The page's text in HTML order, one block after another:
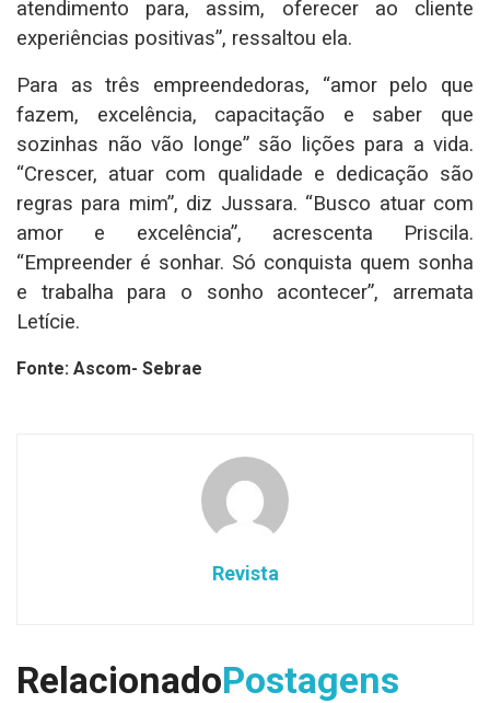
atendimento para, assim, oferecer ao cliente
experiências positivas”, ressaltou ela.
Para as três empreendedoras, “amor pelo que
fazem, excelência, capacitação e saber que
sozinhas não vão longe” são lições para a vida.
“Crescer, atuar com qualidade e dedicação são
regras para mim”, diz Jussara. “Busco atuar com
amor e excelência”, acrescenta Priscila.
“Empreender é sonhar. Só conquista quem sonha
e trabalha para o sonho acontecer”, arremata
Letície.
Fonte: Ascom- Sebrae
Revista
RelacionadoPostagens